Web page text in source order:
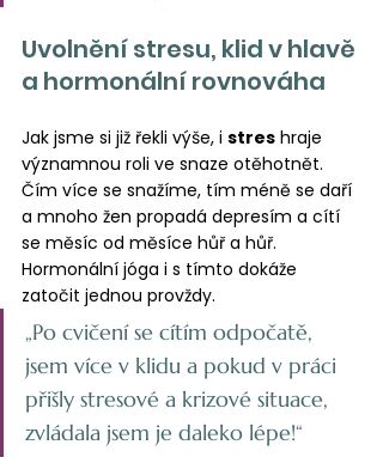
Uvolnění stresu, klid v hlavě
a hormonální rovnováha
Jak jsme si již řekli výše, i stres hraje
významnou roli ve snaze otěhotnět.
Čím více se snažíme, tím méně se daří
a mnoho žen propadá depresím a cítí
se měsíc od měsíce hůř a hůř.
Hormonální jóga i s tímto dokáže
zatočit jednou provždy.
„Po cvičení se cítím odpočatě,
jsem více v klidu a pokud v práci
přišly stresové a krizové situace,
zvládala jsem je daleko lépe!“